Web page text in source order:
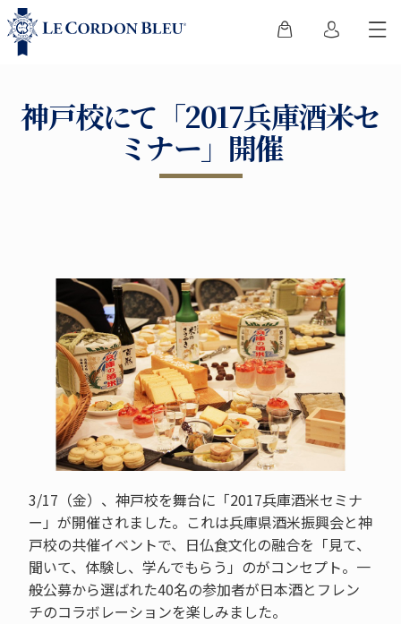
神戸校にて「2017兵庫酒米セ
ミナー」開催
3/17（金）、神戸校を舞台に「2017兵庫酒米セミナ
ー」が開催されました。これは兵庫県酒米振興会と神
戸校の共催イベントで、日仏食文化の融合を「見て、
聞いて、体験し、学んでもらう」のがコンセプト。一
般公募から選ばれた40名の参加者が日本酒とフレン
チのコラボレーションを楽しみました。